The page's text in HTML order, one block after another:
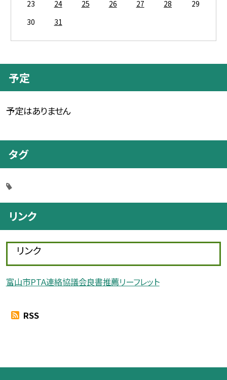
23
24 25 26 27 28
29
30
31
予定
予定はありません
タグ
リンク
リンク
富山市PTA連絡協議会良書推薦リーフレット
RSS